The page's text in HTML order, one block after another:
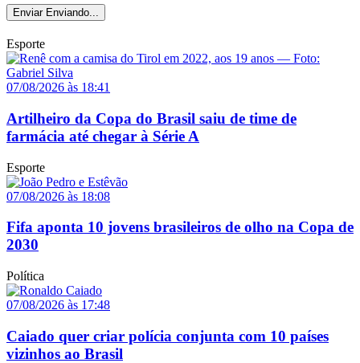
Enviar Enviando...
Esporte
07/08/2026 às 18:41
Artilheiro da Copa do Brasil saiu de time de
farmácia até chegar à Série A
Esporte
07/08/2026 às 18:08
Fifa aponta 10 jovens brasileiros de olho na Copa de
2030
Política
07/08/2026 às 17:48
Caiado quer criar polícia conjunta com 10 países
vizinhos ao Brasil